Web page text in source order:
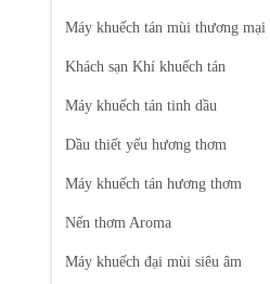
Máy khuếch tán mùi thương mại
Khách sạn Khí khuếch tán
Máy khuếch tán tinh dầu
Dầu thiết yếu hương thơm
Máy khuếch tán hương thơm
Nến thơm Aroma
Máy khuếch đại mùi siêu âm